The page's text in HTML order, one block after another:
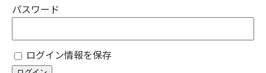
パスワード
ログイン情報を保存